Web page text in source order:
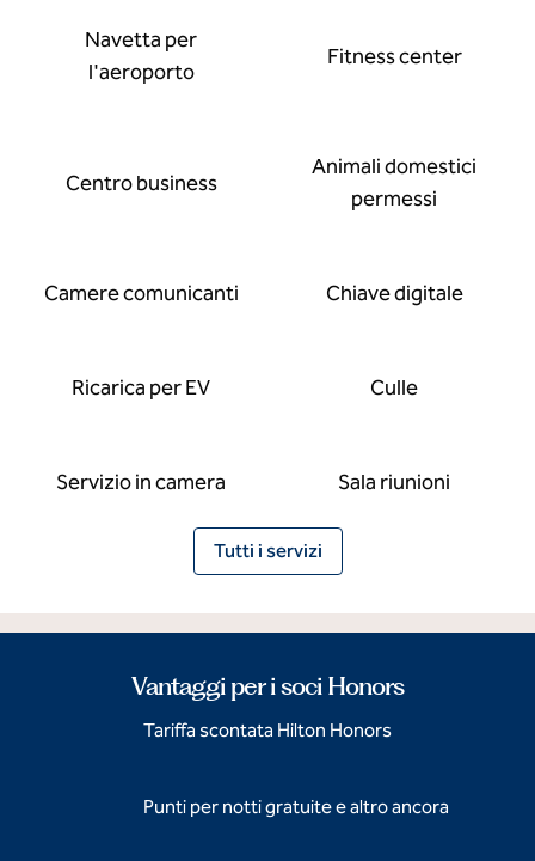
Navetta per
l'aeroporto
Fitness center
Centro business
Animali domestici
permessi
Camere comunicanti Chiave digitale
Ricarica per EV Culle
Servizio in camera Sala riunioni
Tutti i servizi
Vantaggi per i soci Honors
Tariffa scontata Hilton Honors
Punti per notti gratuite e altro ancora